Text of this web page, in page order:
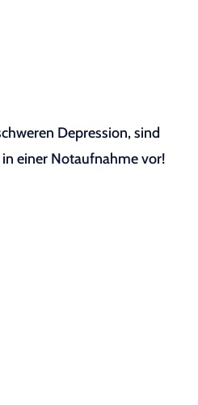
Depression, sind
einer Notaufnahme vor!